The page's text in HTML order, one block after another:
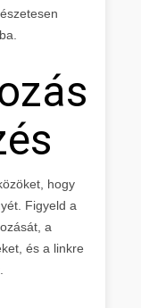
hogy
Figyeld a
a
és a linkre